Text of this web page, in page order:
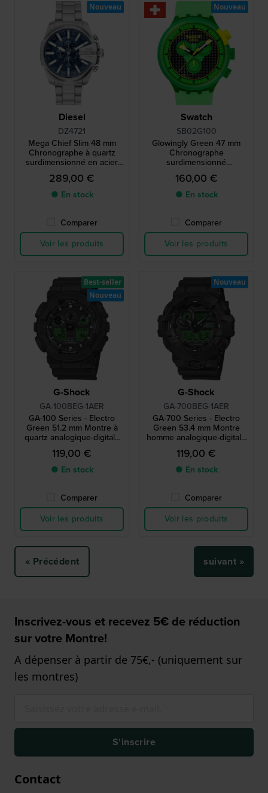
Diesel
DZ4721
Mega Chief Slim 48 mm
Chronographe à quartz
surdimensionné en acier
inoxydable avec date
289,00 €
● En stock
Comparer
Voir les produits
Nouveau
Swatch
SB02G100
Glowingly Green 47 mm
Chronographe
surdimensionné
d'inspiration années 80
160,00 €
● En stock
Comparer
Voir les produits
Nouveau
G-Shock
GA-100BEG-1AER
GA-100 Series - Electro
Green 51.2 mm Montre à
quartz analogique-digitale
noire et verte résistante
aux chocs
119,00 €
● En stock
Comparer
Voir les produits
Best-seller
Nouveau
G-Shock
GA-700BEG-1AER
GA-700 Series - Electro
Green 53.4 mm Montre
homme analogique-digitale
noire et verte G-Shock
Analog-Digital
119,00 €
● En stock
Comparer
Voir les produits
Nouveau
« Précédent suivant »
Inscrivez-vous et recevez 5€ de réduction
sur votre Montre!
A dépenser à partir de 75€,- (uniquement sur
les montres)
S'inscrire
Contact